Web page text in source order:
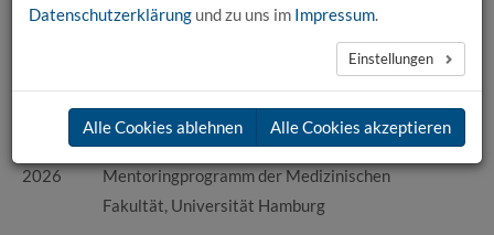
Curriculum Vitae
2024 -
2026
Mentee im Rahel Liebeschütz-Plaut
Mentoringprogramm der Medizinischen
Fakultät, Universität Hamburg
Datenschutzerklärung und zu uns im Impressum.
Einstellungen
Alle Cookies ablehnen Alle Cookies akzeptieren